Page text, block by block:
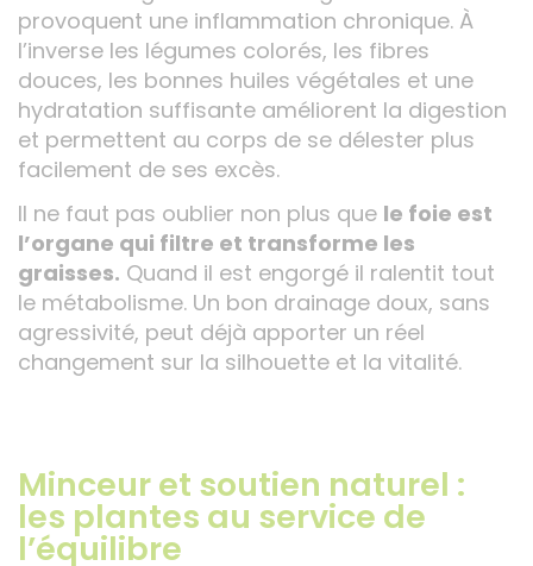
provoquent une inflammation chronique. À
l’inverse les légumes colorés, les fibres
douces, les bonnes huiles végétales et une
hydratation suffisante améliorent la digestion
et permettent au corps de se délester plus
facilement de ses excès.
Il ne faut pas oublier non plus que le foie est
l’organe qui filtre et transforme les
graisses. Quand il est engorgé il ralentit tout
le métabolisme. Un bon drainage doux, sans
agressivité, peut déjà apporter un réel
changement sur la silhouette et la vitalité.
Minceur et soutien naturel :
les plantes au service de
l’équilibre